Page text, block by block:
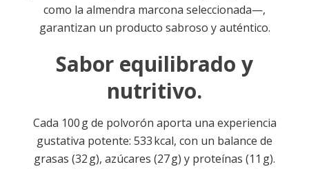
como la almendra marcona seleccionada—,
garantizan un producto sabroso y auténtico.
Sabor equilibrado y
nutritivo.
Cada 100 g de polvorón aporta una experiencia
gustativa potente: 533 kcal, con un balance de
grasas (32 g), azúcares (27 g) y proteínas (11 g).